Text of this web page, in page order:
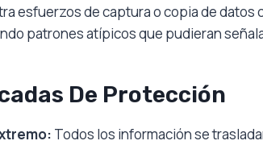
esfuerzos de captura o copia de
patrones atípicos que pudieran
De Protección
Todos los información se